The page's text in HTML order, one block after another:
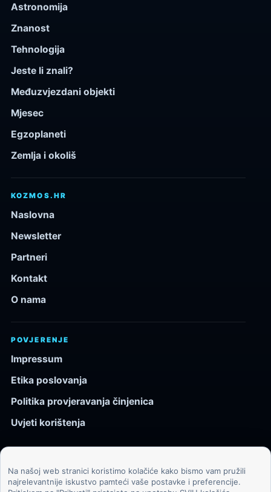
Astronomija
Znanost
Tehnologija
Jeste li znali?
Međuzvjezdani objekti
Mjesec
Egzoplaneti
Zemlja i okoliš
KOZMOS.HR
Naslovna
Newsletter
Partneri
Kontakt
O nama
POVJERENJE
Impressum
Etika poslovanja
Politika provjeravanja činjenica
Uvjeti korištenja
© 2026 Kozmos.hr. Sva prava pridržana.
Na našoj web stranici koristimo kolačiće kako bismo vam pružili
najrelevantnije iskustvo pamteći vaše postavke i preferencije.